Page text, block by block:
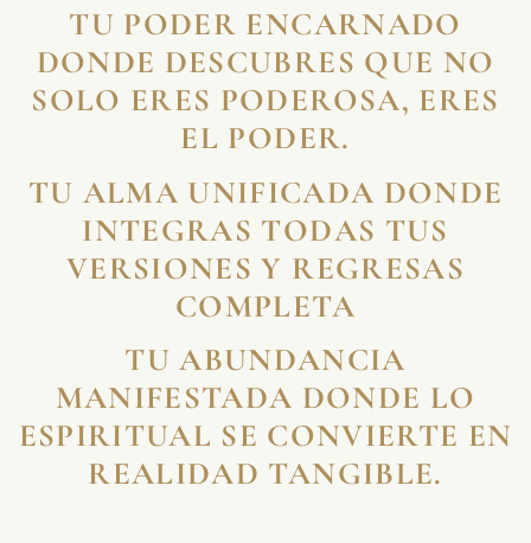
TU PODER ENCARNADO
DONDE DESCUBRES QUE NO
SOLO ERES PODEROSA, ERES
EL PODER.
TU ALMA UNIFICADA DONDE
INTEGRAS TODAS TUS
VERSIONES Y REGRESAS
COMPLETA
TU ABUNDANCIA
MANIFESTADA DONDE LO
ESPIRITUAL SE CONVIERTE EN
REALIDAD TANGIBLE.